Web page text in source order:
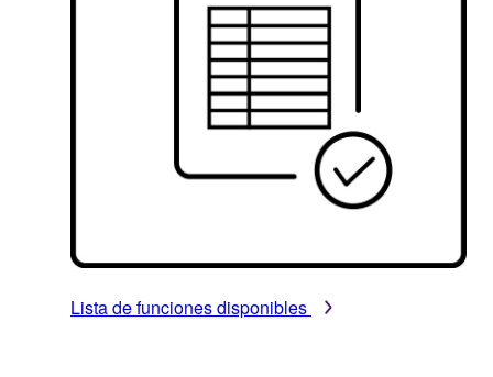
Lista de funciones disponibles